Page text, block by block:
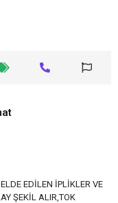
EDİLEN İPLİKLER VE
ŞEKİL ALIR,TOK